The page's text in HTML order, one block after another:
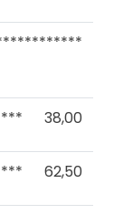
38,00
62,50